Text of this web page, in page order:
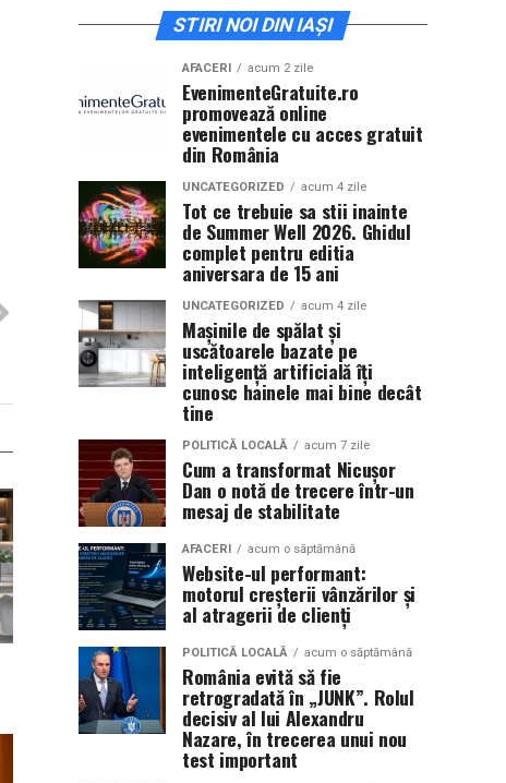
STIRI NOI DIN IAȘI
AFACERI acum 2 zile
EvenimenteGratuite.ro
promovează online
evenimentele cu acces gratuit
din România
UNCATEGORIZED acum 4 zile
Tot ce trebuie sa stii inainte
de Summer Well 2026. Ghidul
complet pentru editia
aniversara de 15 ani
UNCATEGORIZED acum 4 zile
Mașinile de spălat și
uscătoarele bazate pe
inteligență artificială îți
cunosc hainele mai bine decât
tine
POLITICĂ LOCALĂ acum 7 zile
Cum a transformat Nicușor
Dan o notă de trecere într-un
mesaj de stabilitate
AFACERI acum o săptămână
Website-ul performant:
motorul creșterii vânzărilor și
al atragerii de clienți
POLITICĂ LOCALĂ acum o săptămână
România evită să fie
retrogradată în „JUNK”. Rolul
decisiv al lui Alexandru
Nazare, în trecerea unui nou
test important